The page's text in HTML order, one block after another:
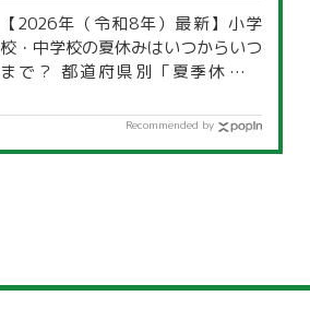
【2026年（令和8年）最新】小学
校・中学校の夏休みはいつからいつ
まで？ 都道府県別「夏季休暇一
Recommended by